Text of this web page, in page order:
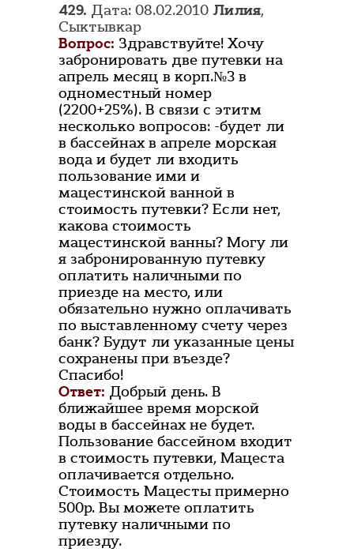
429. Дата: 08.02.2010 Лилия,
Сыктывкар
Вопрос: Здравствуйте! Хочу
забронировать две путевки на
апрель месяц в корп.№3 в
одноместный номер
(2200+25%). В связи с этитм
несколько вопросов: -будет ли
в бассейнах в апреле морская
вода и будет ли входить
пользование ими и
мацестинской ванной в
стоимость путевки? Если нет,
какова стоимость
мацестинской ванны? Могу ли
я забронированную путевку
оплатить наличными по
приезде на место, или
обязательно нужно оплачивать
по выставленному счету через
банк? Будут ли указанные цены
сохранены при въезде?
Спасибо!
Ответ: Добрый день. В
ближайшее время морской
воды в бассейнах не будет.
Пользование бассейном входит
в стоимость путевки, Мацеста
оплачивается отдельно.
Стоимость Мацесты примерно
500р. Вы можете оплатить
путевку наличными по
приезду.